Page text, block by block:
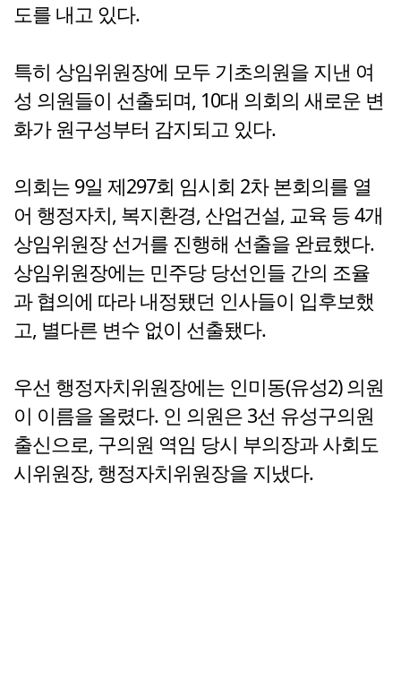
도를 내고 있다.
특히 상임위원장에 모두 기초의원을 지낸 여
성 의원들이 선출되며, 10대 의회의 새로운 변
화가 원구성부터 감지되고 있다.
의회는 9일 제297회 임시회 2차 본회의를 열
어 행정자치, 복지환경, 산업건설, 교육 등 4개
상임위원장 선거를 진행해 선출을 완료했다.
상임위원장에는 민주당 당선인들 간의 조율
과 협의에 따라 내정됐던 인사들이 입후보했
고, 별다른 변수 없이 선출됐다.
우선 행정자치위원장에는 인미동(유성2) 의원
이 이름을 올렸다. 인 의원은 3선 유성구의원
출신으로, 구의원 역임 당시 부의장과 사회도
시위원장, 행정자치위원장을 지냈다.